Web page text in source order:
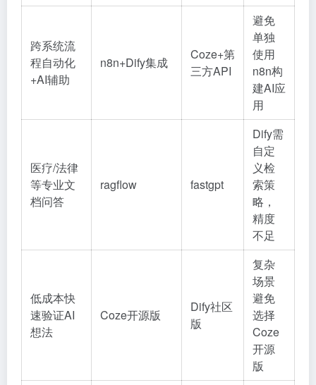
跨系统流
程自动化
+AI辅助
n8n+Dify集成
Coze+第
三方API
避免
单独
使用
n8n构
建AI应
用
医疗/法律
等专业文
档问答
ragflow fastgpt
Dify需
自定
义检
索策
略，
精度
不足
低成本快
速验证AI
想法
Coze开源版
Dify社区
版
复杂
场景
避免
选择
Coze
开源
版